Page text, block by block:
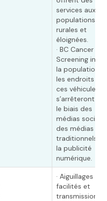
services aux
populations
rurales et
éloignées.
· BC Cancer
Screening
la population
les endroits où
ces véhicules
s’arrêteront,
le biais des
médias
des médias
traditionnels
la publicité
numérique.
· Aiguillages
facilités et
transmission